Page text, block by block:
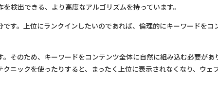
検出できる、より高度なアルゴリズムを持っています。
す。上位にランクインしたいのであれば、倫理的にキーワードをコ
そのため、キーワードをコンテンツ全体に自然に組み込む必要があ
ニックを使ったりすると、まったく上位に表示されなくなり、ウェ